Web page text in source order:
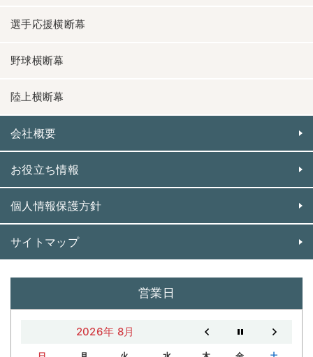
選手応援横断幕
野球横断幕
陸上横断幕
会社概要
お役立ち情報
個人情報保護方針
サイトマップ
営業日
2026年 8月